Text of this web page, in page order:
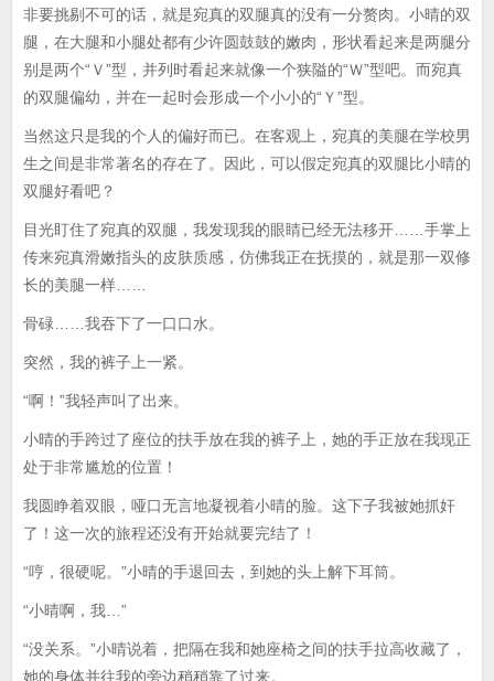
非要挑剔不可的话，就是宛真的双腿真的没有一分赘肉。小晴的双
腿，在大腿和小腿处都有少许圆鼓鼓的嫩肉，形状看起来是两腿分
别是两个“Ｖ”型，并列时看起来就像一个狭隘的“Ｗ”型吧。而宛真
的双腿偏幼，并在一起时会形成一个小小的“Ｙ”型。
当然这只是我的个人的偏好而已。在客观上，宛真的美腿在学校男
生之间是非常著名的存在了。因此，可以假定宛真的双腿比小晴的
双腿好看吧？
目光盯住了宛真的双腿，我发现我的眼睛已经无法移开……手掌上
传来宛真滑嫩指头的皮肤质感，仿佛我正在抚摸的，就是那一双修
长的美腿一样……
骨碌……我吞下了一口口水。
突然，我的裤子上一紧。
“啊！”我轻声叫了出来。
小晴的手跨过了座位的扶手放在我的裤子上，她的手正放在我现正
处于非常尴尬的位置！
我圆睁着双眼，哑口无言地凝视着小晴的脸。这下子我被她抓奸
了！这一次的旅程还没有开始就要完结了！
“哼，很硬呢。”小晴的手退回去，到她的头上解下耳筒。
“小晴啊，我…”
“没关系。”小晴说着，把隔在我和她座椅之间的扶手拉高收藏了，
她的身体并往我的旁边稍稍靠了过来。